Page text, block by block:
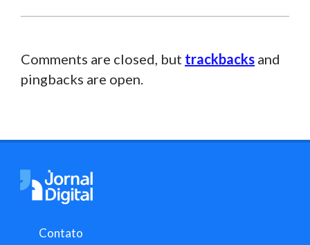
Comments are closed, but trackbacks and
pingbacks are open.
Contato